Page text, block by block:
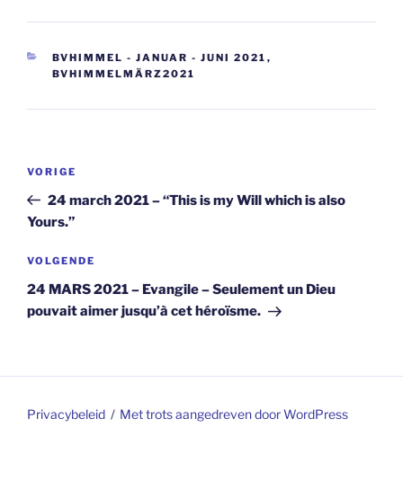
CATEGORIEËN
BVHIMMEL - JANUAR - JUNI 2021 ,
BVHIMMELMÄRZ2021
Vorig
bericht
VORIGE
24 march 2021 – “This is my Will which is also
Yours.”
Volgend
bericht
VOLGENDE
24 MARS 2021 – Evangile – Seulement un Dieu
pouvait aimer jusqu’à cet héroïsme.
Privacybeleid Met trots aangedreven door WordPress